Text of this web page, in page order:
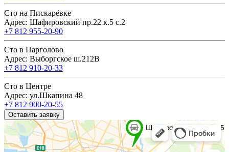
Сто на Пискарёвке
Адрес: Шафировский пр.22 к.5 с.2
+7 812 955-20-90
Сто в Парголово
Адрес: Выборгское ш.212В
+7 812 910-20-33
Сто в Центре
Адрес: ул.Шкапина 48
+7 812 900-20-55
Оставить заявку